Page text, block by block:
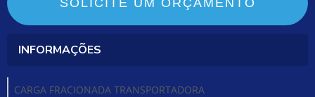
SOLICITE UM ORÇAMENTO
INFORMAÇÕES
CARGA FRACIONADA TRANSPORTADORA